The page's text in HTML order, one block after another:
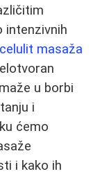
intenzivnih
masaža
u borbi
i
ćemo
i kako ih